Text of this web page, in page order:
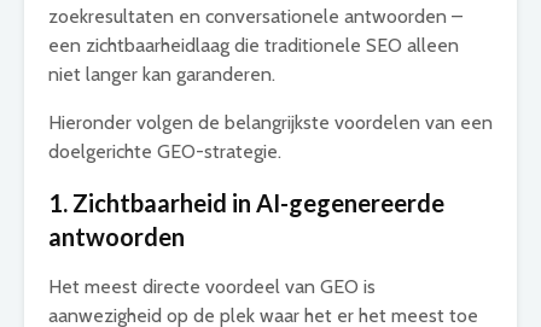
zoekresultaten en conversationele antwoorden –
een zichtbaarheidlaag die traditionele SEO alleen
niet langer kan garanderen.
Hieronder volgen de belangrijkste voordelen van een
doelgerichte GEO-strategie.
1. Zichtbaarheid in AI-gegenereerde
antwoorden
Het meest directe voordeel van GEO is
aanwezigheid op de plek waar het er het meest toe